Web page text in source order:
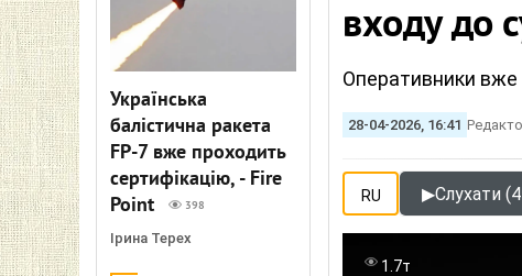
Українська
балістична ракета
FP-7 вже проходить
сертифікацію, - Fire
Point
398
Ірина Терех
входу до
Оперативники вже
28-04-2026, 16:41
RU ▶Слухати
1.7т